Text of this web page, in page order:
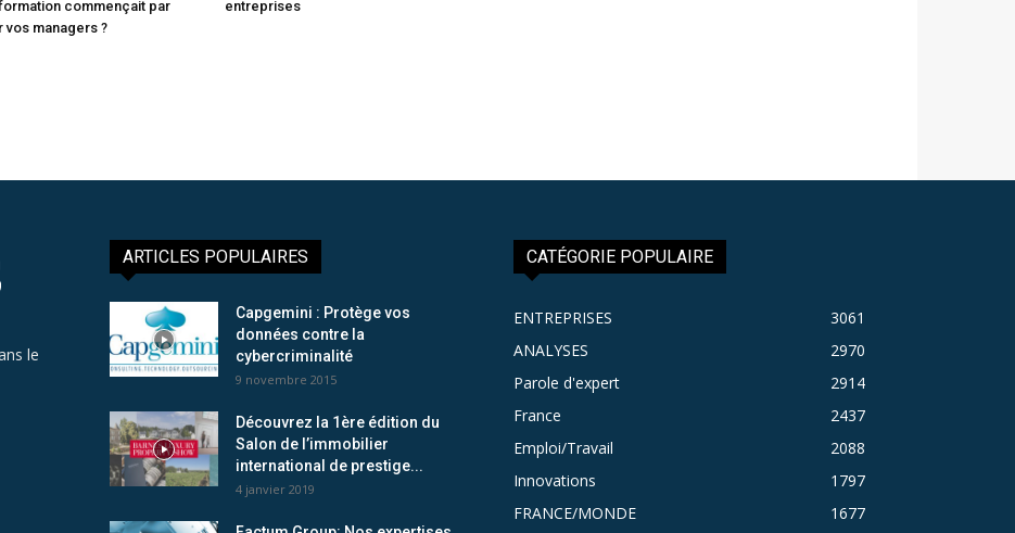
commençait par
vos managers ?
entreprises
le
ARTICLES POPULAIRES
Capgemini : Protège vos
données contre la
cybercriminalité
9 novembre 2015
Découvrez la 1ère édition du
Salon de l’immobilier
international de prestige...
4 janvier 2019
CATÉGORIE POPULAIRE
ENTREPRISES
3061
ANALYSES
2970
Parole d'expert
2914
France
2437
Emploi/Travail
2088
Innovations
1797
FRANCE/MONDE
1677